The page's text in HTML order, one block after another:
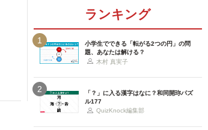
ランキング
1
小学生でできる「転がる2つの円」の問
題、あなたは解ける？
木村 真実子
2
「？」に入る漢字はなに？和同開珎パズ
ル177
QuizKnock編集部